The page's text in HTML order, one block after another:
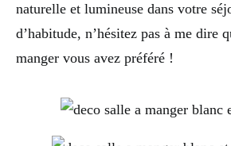
naturelle et lumineuse dans votre
d’habitude, n’hésitez pas à me dire
manger vous avez préféré !